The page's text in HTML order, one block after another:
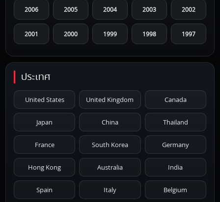
2006 2005 2004 2003 2002
2001 2000 1999 1998 1997
1996 1995 1994 1993 1992
1986 1985 1984 1983 1982
1981 1980 1979 1978 1977
1976 1975 1974 1973 1972
1971 1970 1969 1968 1967
ประเทศ
United States United Kingdom Canada
Japan China Thailand
France South Korea Germany
Hong Kong Australia India
Spain Italy Belgium